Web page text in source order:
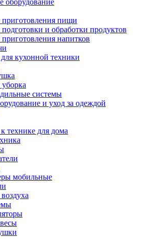
оборудование
приготовления пищи
и обработки продуктов
напитков
кухонной техники
системы
и уход за одеждой
технике для дома
мобильные